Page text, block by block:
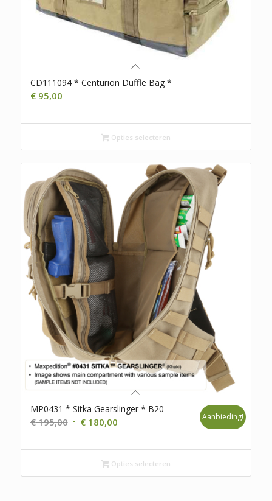
CD111094 * Centurion Duffle Bag *
€95,00
Opties selecteren
MP0431 * Sitka Gearslinger * B20
€195,00 Oorspronkelijke
was:
€ 195,00.
€180,00Huidige
is:
€ 180,00.
Aanbieding!
Opties selecteren